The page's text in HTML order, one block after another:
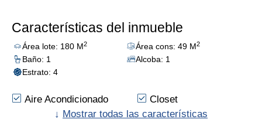
Características del inmueble
Área lote: 180 M2 Área cons: 49 M2
Baño: 1
Alcoba: 1
Estrato: 4
Aire Acondicionado
Closet
Vista Exterior
Trans. Público
↓ Mostrar todas las características